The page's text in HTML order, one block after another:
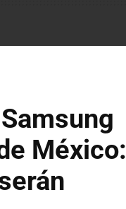
México: